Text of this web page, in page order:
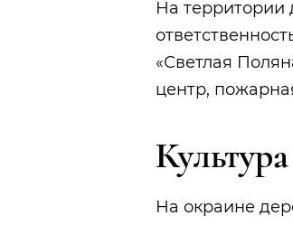
На территории
«Светлая
центр,
Культура
На окраине